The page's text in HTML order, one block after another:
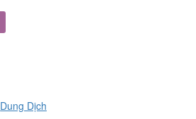
Dung Dịch